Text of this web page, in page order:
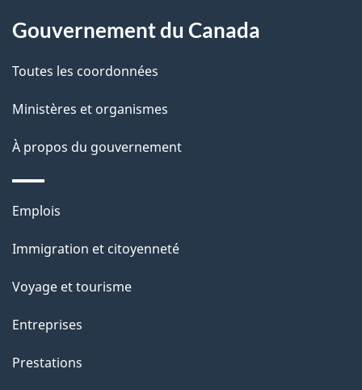
l
p
a
g
e
Gouvernement du Canada
Toutes les coordonnées
Ministères et organismes
À propos du gouvernement
Thèmes
sujets
Emplois
Immigration et citoyenneté
Voyage et tourisme
Entreprises
Prestations